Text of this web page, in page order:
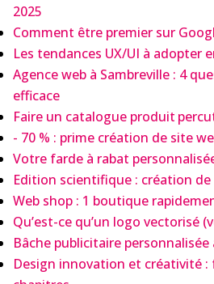
2025
Comment être premier sur
Les tendances UX/UI à adopter
Agence web à Sambreville : 4
efficace
Faire un catalogue produit
- 70 % : prime création de site
Votre farde à rabat
Edition scientifique : création de
Web shop : 1 boutique
Qu’est-ce qu’un logo vectorisé
Bâche publicitaire
Design innovation et créativité